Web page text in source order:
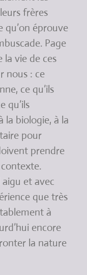
frères
qu’on éprouve
Page
la vie de ces
nous : ce
ce qu’ils
qu’ils
la biologie, à la
pour
prendre
et avec
que très
à
encore
la nature